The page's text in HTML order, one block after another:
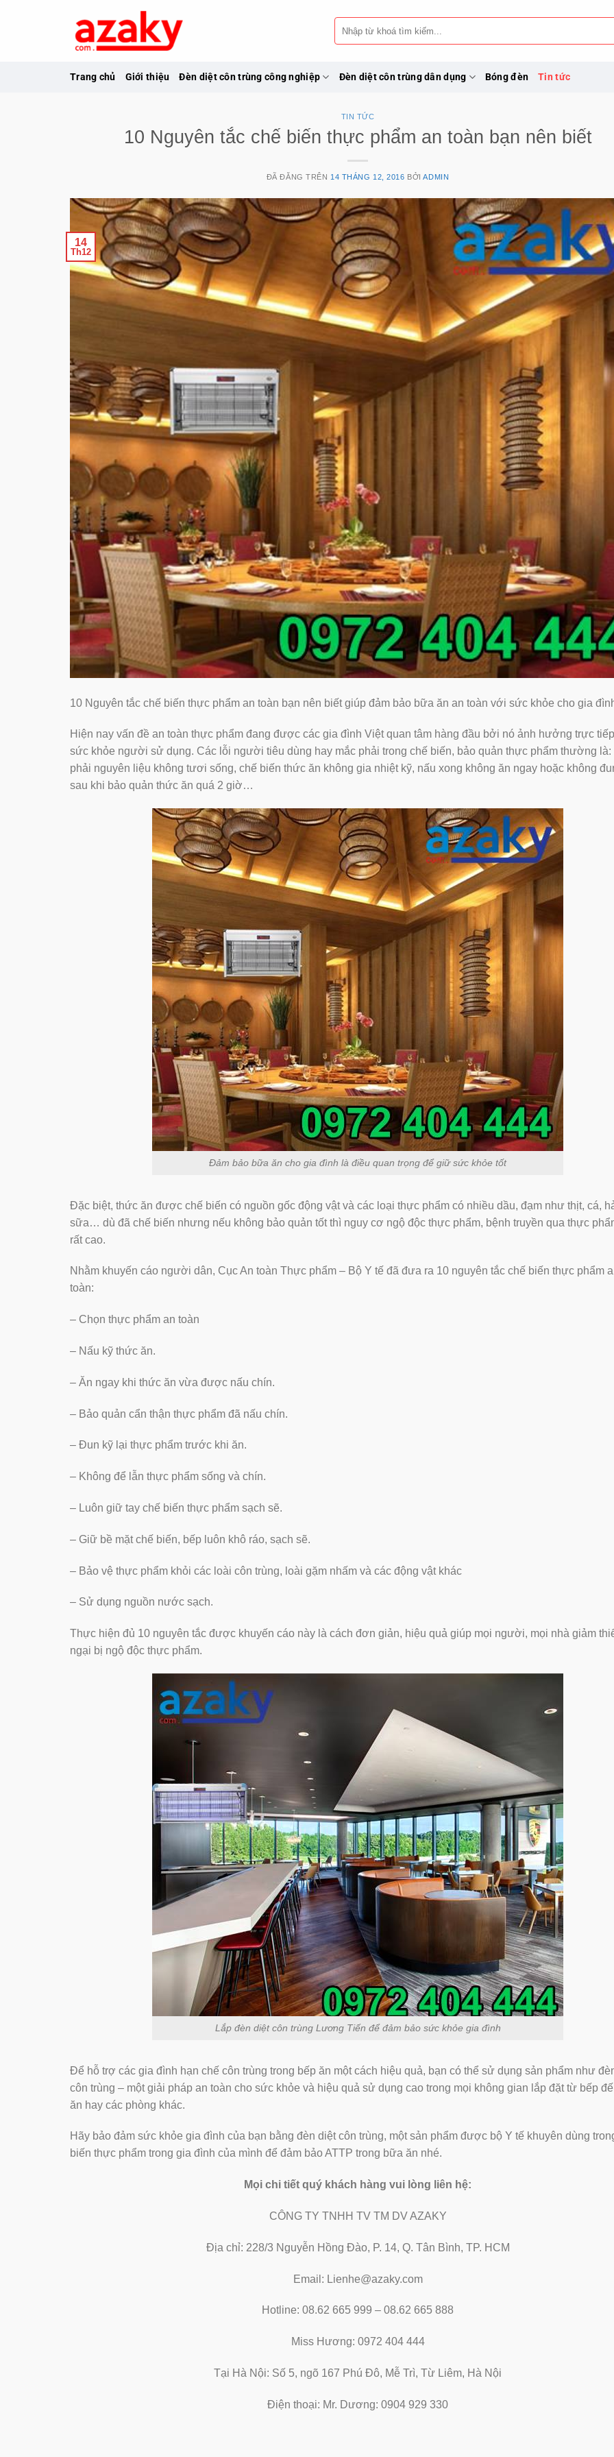
Tìm
kiếm:
Trang chủ Giới thiệu Đèn diệt côn trùng công nghiệp Đèn diệt côn trùng dân dụng Bóng đèn Tin tức
TIN TỨC
10 Nguyên tắc chế biến thực phẩm an toàn bạn nên biết
ĐÃ ĐĂNG TRÊN 14 THÁNG 12, 2016 BỞIADMIN
14
Th12
10 Nguyên tắc chế biến thực phẩm an toàn bạn nên biết giúp đảm bảo bữa ăn an toàn với sức khỏe cho gia
Hiện nay vấn đề an toàn thực phẩm đang được các gia đình Việt quan tâm hàng đầu bởi nó ảnh hưởng trực
sức khỏe người sử dụng. Các lỗi người tiêu dùng hay mắc phải trong chế biến, bảo quản thực phẩm thường là:
phải nguyên liệu không tươi sống, chế biến thức ăn không gia nhiệt kỹ, nấu xong không ăn ngay hoặc không
sau khi bảo quản thức ăn quá 2 giờ…
Đảm bảo bữa ăn cho gia đình là điều quan trọng để giữ sức khỏe tốt
Đặc biệt, thức ăn được chế biến có nguồn gốc động vật và các loại thực phẩm có nhiều dầu, đạm như thịt, cá,
sữa… dù đã chế biến nhưng nếu không bảo quản tốt thì nguy cơ ngộ độc thực phẩm, bệnh truyền qua thực
rất cao.
Nhằm khuyến cáo người dân, Cục An toàn Thực phẩm – Bộ Y tế đã đưa ra 10 nguyên tắc chế biến thực phẩm
toàn:
– Chọn thực phẩm an toàn
– Nấu kỹ thức ăn.
– Ăn ngay khi thức ăn vừa được nấu chín.
– Bảo quản cẩn thận thực phẩm đã nấu chín.
– Đun kỹ lại thực phẩm trước khi ăn.
– Không để lẫn thực phẩm sống và chín.
– Luôn giữ tay chế biến thực phẩm sạch sẽ.
– Giữ bề mặt chế biến, bếp luôn khô ráo, sạch sẽ.
– Bảo vệ thực phẩm khỏi các loài côn trùng, loài gặm nhấm và các động vật khác
– Sử dụng nguồn nước sạch.
Thực hiện đủ 10 nguyên tắc được khuyến cáo này là cách đơn giản, hiệu quả giúp mọi người, mọi nhà giảm
ngại bị ngộ độc thực phẩm.
Lắp đèn diệt côn trùng Lương Tiến để đảm bảo sức khỏe gia đình
Để hỗ trợ các gia đình hạn chế côn trùng trong bếp ăn một cách hiệu quả, bạn có thể sử dụng sản phẩm như
côn trùng – một giải pháp an toàn cho sức khỏe và hiệu quả sử dụng cao trong mọi không gian lắp đặt từ bếp
ăn hay các phòng khác.
Hãy bảo đảm sức khỏe gia đình của bạn bằng đèn diệt côn trùng, một sản phẩm được bộ Y tế khuyên dùng
biến thực phẩm trong gia đình của mình để đảm bảo ATTP trong bữa ăn nhé.
Mọi chi tiết quý khách hàng vui lòng liên hệ:
CÔNG TY TNHH TV TM DV AZAKY
Địa chỉ: 228/3 Nguyễn Hồng Đào, P. 14, Q. Tân Bình, TP. HCM
Email: Lienhe@azaky.com
Hotline: 08.62 665 999 – 08.62 665 888
Miss Hương: 0972 404 444
Tại Hà Nội: Số 5, ngõ 167 Phú Đô, Mễ Trì, Từ Liêm, Hà Nội
Điện thoại: Mr. Dương: 0904 929 330